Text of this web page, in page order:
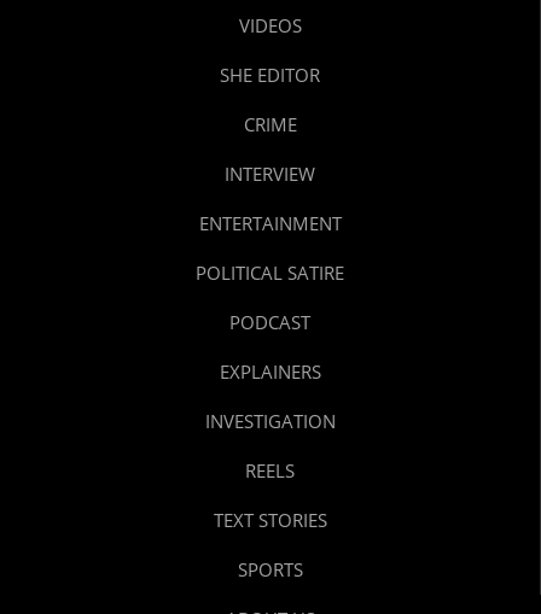
VIDEOS
SHE EDITOR
CRIME
INTERVIEW
ENTERTAINMENT
POLITICAL SATIRE
PODCAST
EXPLAINERS
INVESTIGATION
REELS
TEXT STORIES
SPORTS